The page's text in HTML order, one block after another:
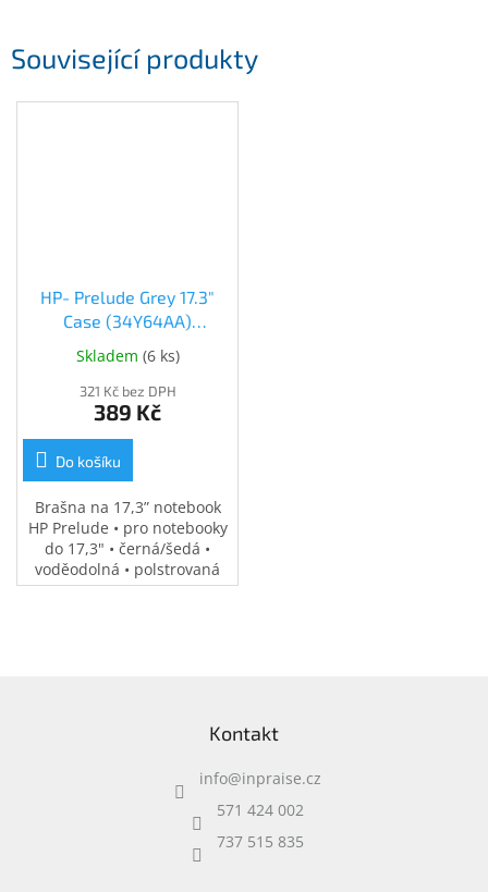
Kamerové
systémy
Související produkty
HP- Prelude Grey 17.3"
Case (34Y64AA)
(34Y64AA)
Skladem (6 ks)
321 Kč bez DPH
389 Kč
Do košíku
Brašna na 17,3” notebook
HP Prelude • pro notebooky
do 17,3" • černá/šedá •
voděodolná • polstrovaná
přihrádka na notebook •
Kontakt
info@inpraise.cz
571 424 002
737 515 835